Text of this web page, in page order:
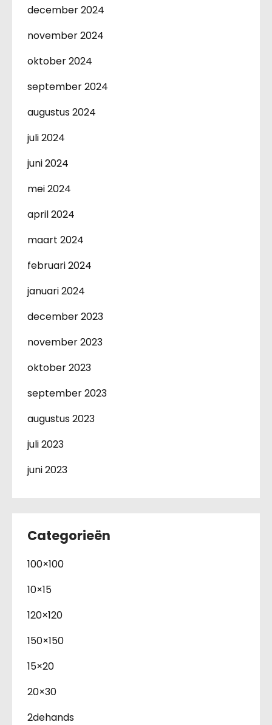
december 2024
november 2024
oktober 2024
september 2024
augustus 2024
juli 2024
juni 2024
mei 2024
april 2024
maart 2024
februari 2024
januari 2024
december 2023
november 2023
oktober 2023
september 2023
augustus 2023
juli 2023
juni 2023
Categorieën
100×100
10×15
120×120
150×150
15×20
20×30
2dehands